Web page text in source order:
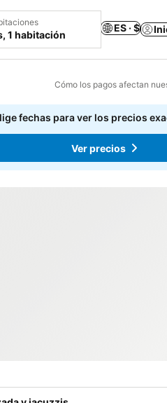
1 habitación
ES · $
Cómo los pagos afectan
a favoritos
fechas para ver los precios
Ver precios